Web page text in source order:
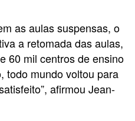
as aulas suspensas, o
a retomada das aulas,
60 mil centros de ensino
todo mundo voltou para
afirmou Jean-